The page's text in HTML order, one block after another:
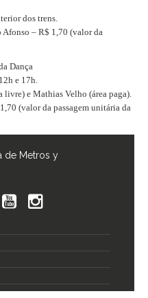
dos trens.
Afonso – R$ 1,70 (valor da
Dança
e 17h.
livre) e Mathias Velho (área paga).
(valor da passagem unitária da
de Metros y